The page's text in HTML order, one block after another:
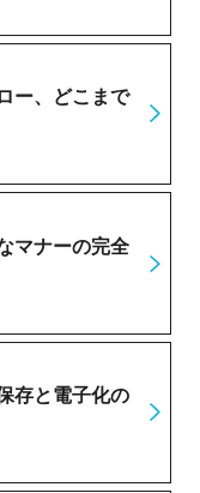
ー、どこまで
マナーの完全
存と電子化の